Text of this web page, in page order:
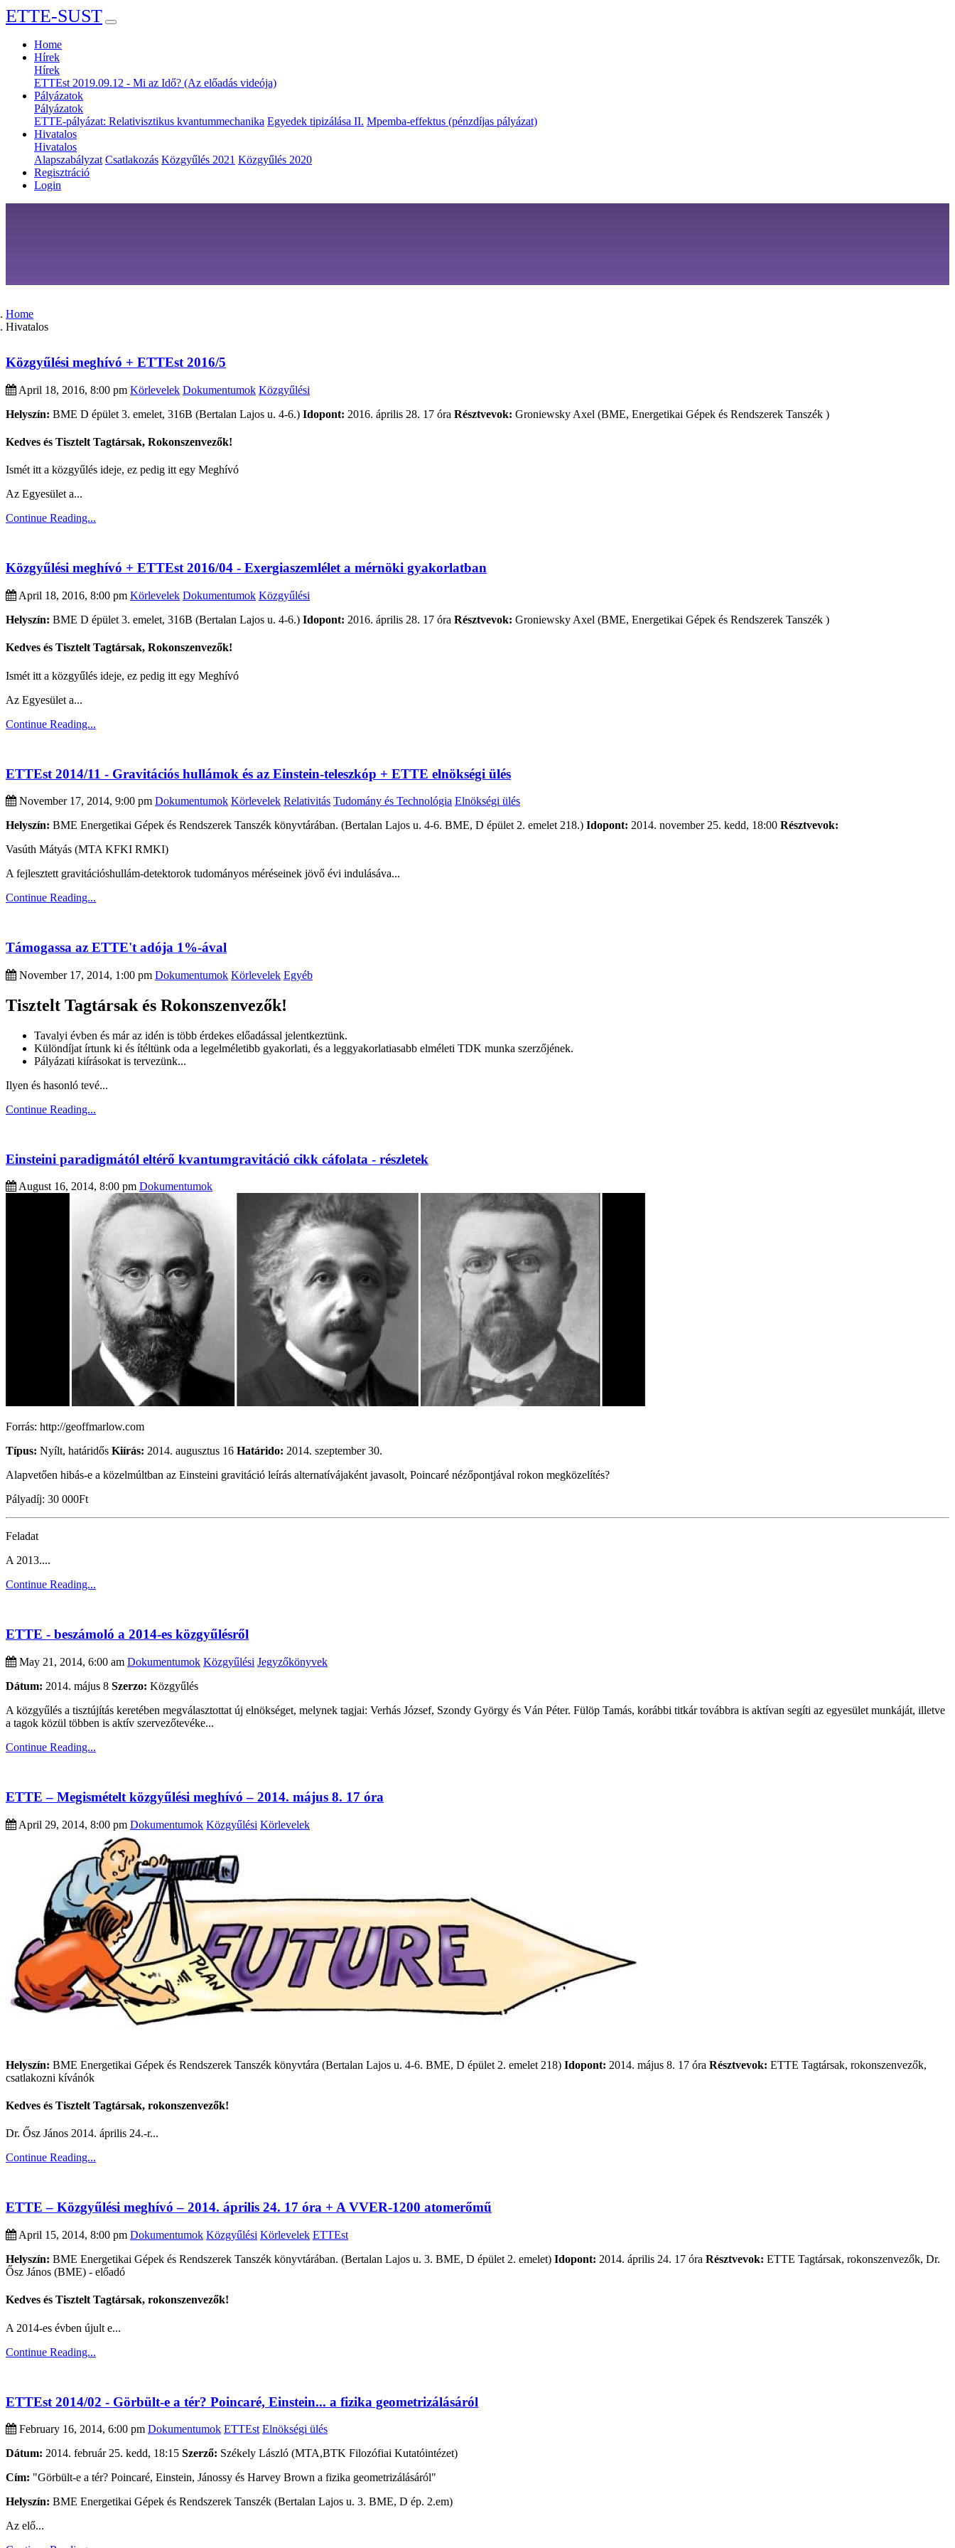
ETTE-SUST
Home
Hírek
Hírek
ETTEst 2019.09.12 - Mi az Idő? (Az előadás videója)
Pályázatok
Pályázatok
ETTE-pályázat: Relativisztikus kvantummechanika Egyedek tipizálása II. Mpemba-effektus (pénzdíjas pályázat)
Hivatalos
Hivatalos
Alapszabályzat Csatlakozás Közgyűlés 2021 Közgyűlés 2020
Regisztráció
Login
Home
Hivatalos
Közgyűlési meghívó + ETTEst 2016/5
April 18, 2016, 8:00 pm Körlevelek Dokumentumok Közgyűlési
Helyszín: BME D épület 3. emelet, 316B (Bertalan Lajos u. 4-6.) Idopont: 2016. április 28. 17 óra Résztvevok: Groniewsky Axel (BME, Energetikai Gépek és Rendszerek Tanszék )
Kedves és Tisztelt Tagtársak, ​Rokonszenvezők!
Ismét itt a közgyűlés ideje, ez pedig itt egy Meghívó
Az Egyesület a...
Continue Reading...
Közgyűlési meghívó + ETTEst 2016/04 - Exergiaszemlélet a mérnöki gyakorlatban
April 18, 2016, 8:00 pm Körlevelek Dokumentumok Közgyűlési
Helyszín: BME D épület 3. emelet, 316B (Bertalan Lajos u. 4-6.) Idopont: 2016. április 28. 17 óra Résztvevok: Groniewsky Axel (BME, Energetikai Gépek és Rendszerek Tanszék )
Kedves és Tisztelt Tagtársak, ​Rokonszenvezők!
Ismét itt a közgyűlés ideje, ez pedig itt egy Meghívó
Az Egyesület a...
Continue Reading...
ETTEst 2014/11 - Gravitációs hullámok és az Einstein-teleszkóp + ETTE elnökségi ülés
November 17, 2014, 9:00 pm Dokumentumok Körlevelek Relativitás Tudomány és Technológia Elnökségi ülés
Helyszín: BME Energetikai Gépek és Rendszerek Tanszék könyvtárában. (Bertalan Lajos u. 4-6. BME, D épület 2. emelet 218.) Idopont: 2014. november 25. kedd, 18:00 Résztvevok:
Vasúth Mátyás (MTA KFKI RMKI)
A fejlesztett gravitációshullám-detektorok tudományos méréseinek jövő évi indulásáva...
Continue Reading...
Támogassa az ETTE't adója 1%-ával
November 17, 2014, 1:00 pm Dokumentumok Körlevelek Egyéb
Tisztelt Tagtársak és Rokonszenvezők!
Tavalyi évben és már az idén is több érdekes előadással jelentkeztünk.
Különdíjat írtunk ki és ítéltünk oda a legelméletibb gyakorlati, és a leggyakorlatiasabb elméleti TDK munka szerzőjének.
Pályázati kiírásokat is tervezünk...
Ilyen és hasonló tevé...
Continue Reading...
Einsteini paradigmától eltérő kvantumgravitáció cikk cáfolata - részletek
August 16, 2014, 8:00 pm Dokumentumok
Forrás: http://geoffmarlow.com
Típus: Nyílt, határidős Kiírás: 2014. augusztus 16 Határido: 2014. szeptember 30.
Alapvetően hibás-e a közelmúltban az Einsteini gravitáció leírás alternatívájaként javasolt, Poincaré nézőpontjával rokon megközelítés?
Pályadíj: 30 000Ft
Feladat
A 2013....
Continue Reading...
ETTE - beszámoló a 2014-es közgyűlésről
May 21, 2014, 6:00 am Dokumentumok Közgyűlési Jegyzőkönyvek
Dátum: 2014. május 8 Szerzo: Közgyűlés
A közgyűlés a tisztújítás keretében megválasztottat új elnökséget, melynek tagjai: Verhás József, Szondy György és Ván Péter. Fülöp Tamás, korábbi titkár továbbra is aktívan segíti az egyesület munkáját, illetve
a tagok közül többen is aktív szervezőtevéke...
Continue Reading...
ETTE – Megismételt közgyűlési meghívó – 2014. május 8. 17 óra
April 29, 2014, 8:00 pm Dokumentumok Közgyűlési Körlevelek
Helyszín: BME Energetikai Gépek és Rendszerek Tanszék könyvtára (Bertalan Lajos u. 4-6. BME, D épület 2. emelet 218) Idopont: 2014. május 8. 17 óra Résztvevok: ETTE Tagtársak, rokonszenvezők,
csatlakozni kívánók
Kedves és Tisztelt Tagtársak, rokonszenvezők!
Dr. Ősz János 2014. április 24.-r...
Continue Reading...
ETTE – Közgyűlési meghívó – 2014. április 24. 17 óra + A VVER-1200 atomerőmű
April 15, 2014, 8:00 pm Dokumentumok Közgyűlési Körlevelek ETTEst
Helyszín: BME Energetikai Gépek és Rendszerek Tanszék könyvtárában. (Bertalan Lajos u. 3. BME, D épület 2. emelet) Idopont: 2014. április 24. 17 óra Résztvevok: ETTE Tagtársak, rokonszenvezők, Dr.
Ősz János (BME) - előadó
Kedves és Tisztelt Tagtársak, rokonszenvezők!
A 2014-es évben újult e...
Continue Reading...
ETTEst 2014/02 - Görbült-e a tér? Poincaré, Einstein... a fizika geometrizálásáról
February 16, 2014, 6:00 pm Dokumentumok ETTEst Elnökségi ülés
Dátum: 2014. február 25. kedd, 18:15 Szerző: Székely László (MTA,BTK Filozófiai Kutatóintézet)
Cím: "Görbült-e a tér? Poincaré, Einstein, Jánossy és Harvey Brown a fizika geometrizálásáról"
Helyszín: BME Energetikai Gépek és Rendszerek Tanszék (Bertalan Lajos u. 3. BME, D ép. 2.em)
Az elő...